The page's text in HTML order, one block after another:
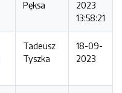
Pęksa
2023
13:58:21
Tadeusz
Tyszka
18-09-
2023